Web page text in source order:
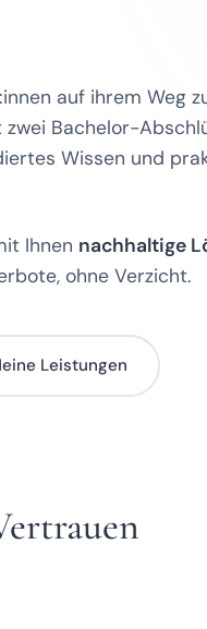
auf ihrem Weg
Bachelor-
Wissen und
Ihnen nachhaltige
ohne Verzicht.
Leistungen